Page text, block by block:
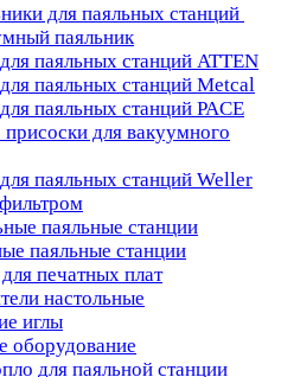
для паяльных станций
паяльник
паяльных станций ATTEN
паяльных станций Metcal
паяльных станций PACE
для вакуумного
паяльных станций Weller
паяльные станции
паяльные станции
печатных плат
настольные
иглы
оборудование
для паяльной станции